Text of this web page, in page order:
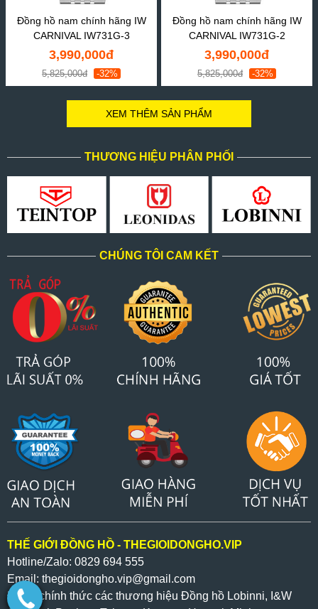
Đồng hồ nam chính hãng IW
CARNIVAL IW731G-3
3,990,000đ
5,825,000đ -32%
Đồng hồ nam chính hãng IW
CARNIVAL IW731G-2
3,990,000đ
5,825,000đ -32%
XEM THÊM SẢN PHẨM
THƯƠNG HIỆU PHÂN PHỐI
CHÚNG TÔI CAM KẾT
THẾ GIỚI ĐỒNG HỒ - THEGIOIDONGHO.VIP
Hotline/Zalo: 0829 694 555
Email: thegioidongho.vip@gmail.com
Đại lý chính thức các thương hiệu Đồng hồ Lobinni, I&W